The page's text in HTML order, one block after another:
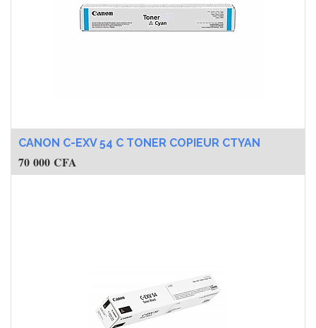
CANON C-EXV 54 C TONER COPIEUR CTYAN
70 000 CFA